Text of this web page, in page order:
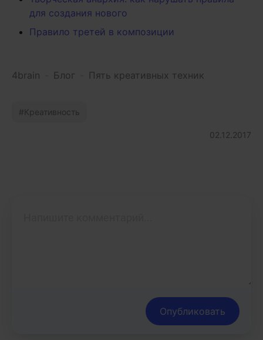
для создания нового
Правило третей в композиции
4brain Блог Пять креативных техник
Креативность
02.12.2017
Опубликовать